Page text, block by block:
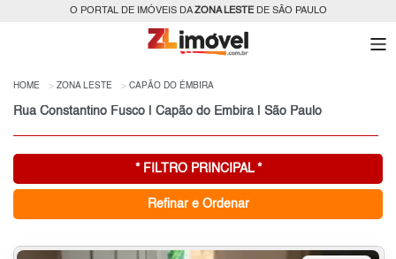
O PORTAL DE IMÓVEIS DAZONA LESTEDE SÃO PAULO
HOME ZONA LESTE CAPÃO DO ÉMBIRA
Rua Constantino Fusco | Capão do Émbira | São Paulo
* FILTRO PRINCIPAL *
Refinar e Ordenar